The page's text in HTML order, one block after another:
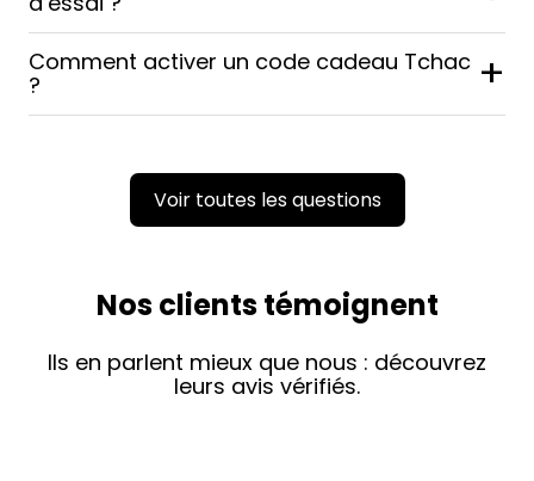
Comment activer un code cadeau Tchac
?
+
Voir toutes les questions
Nos clients témoignent
Ils en parlent mieux que nous : découvrez
leurs avis vérifiés.